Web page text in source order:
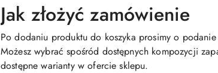
Jak złożyć zamówienie
Po dodaniu produktu do koszyka prosimy o
Możesz wybrać spośród dostępnych kompozycji
dostępne warianty w ofercie sklepu.